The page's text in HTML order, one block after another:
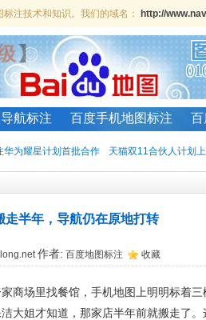
注技术和知识。我们的域名： http://
航标注 百度手机地图标注 百
华为耀星计划首批合作 天猫双11合伙人计划
半年，导航仍在原地打转
作者: 百度地图标注 收藏
商场里找餐馆，手机地图上明明标着三
大姐才知道，那家店半年前就搬走了。